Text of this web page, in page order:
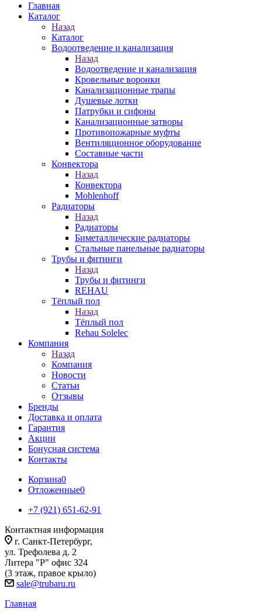
Главная
Каталог
Назад
Каталог
Водоотведение и канализация
Назад
Водоотведение и канализация
Кровельные воронки
Канализационные трапы
Душевые лотки
Патрубки и сифоны
Канализационные затворы
Противопожарные муфты
Вентиляционное оборудование
Составные части
Конвектора
Назад
Конвектора
Mohlenhoff
Радиаторы
Назад
Радиаторы
Биметаллические радиаторы
Стальные панельные радиаторы
Трубы и фитинги
Назад
Трубы и фитинги
REHAU
Тёплый пол
Назад
Тёплый пол
Rehau Solelec
Компания
Назад
Компания
Новости
Статьи
Отзывы
Бренды
Доставка и оплата
Гарантия
Акции
Бонусная система
Контакты
Корзина0
Отложенные0
+7 (921) 651-62-91
Контактная информация
г. Санкт-Петербург,
ул. Трефолева д. 2
Литера "Р" офис 324
(3 этаж, правое крыло)
sale@trubaru.ru
Главная